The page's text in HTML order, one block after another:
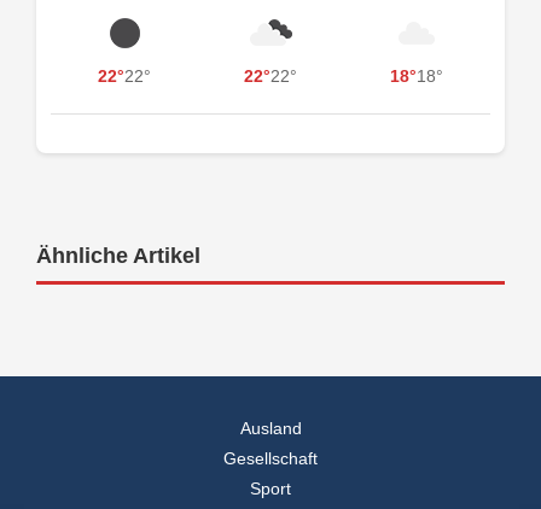
22°22° 22°22° 18°18°
Ähnliche Artikel
Ausland
Gesellschaft
Sport